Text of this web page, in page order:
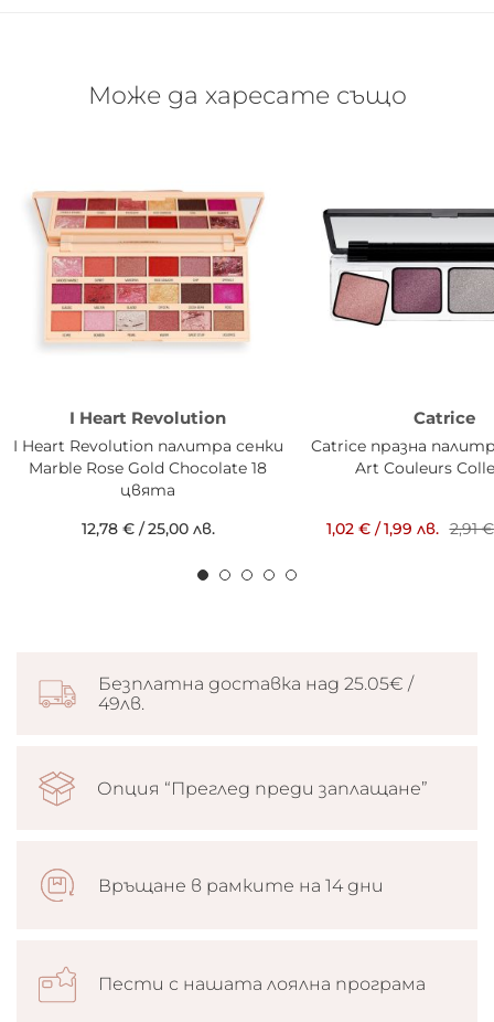
Може да харесате също
I Heart Revolution
I Heart Revolution палитра сенки
Marble Rose Gold Chocolate 18
цвята
12,78 €/25,00 лв.
Catrice
Catrice празна
Art Couleurs
1,02 €/1,99 лв. 2,91 €
Безплатна доставка над 25.05€ /
49лв.
Опция “Преглед преди заплащане”
Връщане в рамките на 14 дни
Пести с нашата лоялна програма